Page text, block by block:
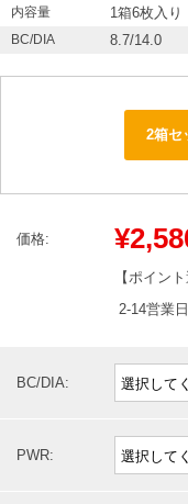
内容量 1箱6枚入り
BC/DIA 8.7/14.0
2箱セ
価格:
【ポイン
2-14営業
BC/DIA:
PWR: